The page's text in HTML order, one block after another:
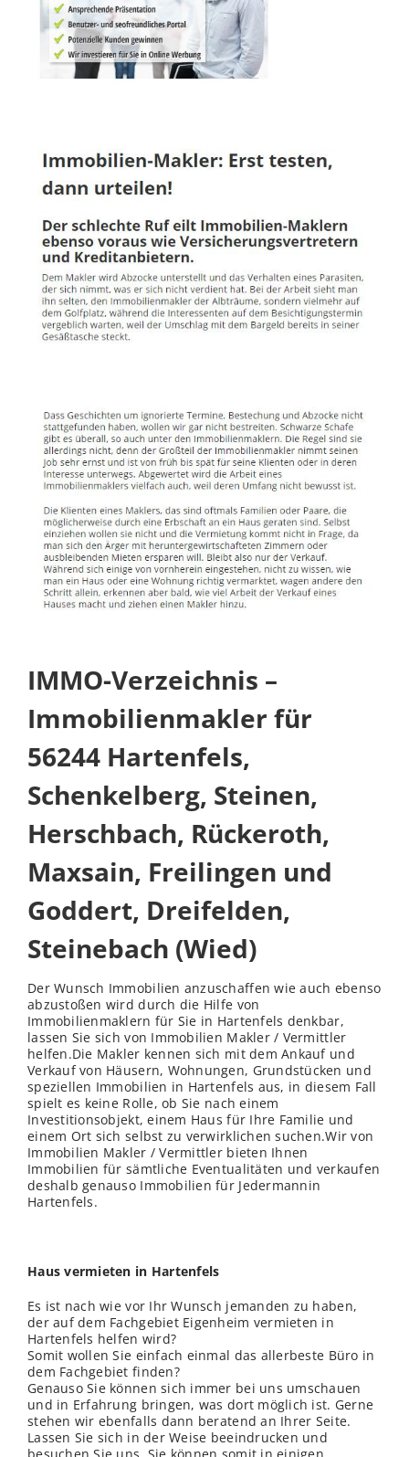
IMMO-Verzeichnis –
Immobilienmakler für
56244 Hartenfels,
Schenkelberg, Steinen,
Herschbach, Rückeroth,
Maxsain, Freilingen und
Goddert, Dreifelden,
Steinebach (Wied)
Der Wunsch Immobilien anzuschaffen wie auch ebenso
abzustoßen wird durch die Hilfe von
Immobilienmaklern für Sie in Hartenfels denkbar,
lassen Sie sich von Immobilien Makler / Vermittler
helfen.Die Makler kennen sich mit dem Ankauf und
Verkauf von Häusern, Wohnungen, Grundstücken und
speziellen Immobilien in Hartenfels aus, in diesem Fall
spielt es keine Rolle, ob Sie nach einem
Investitionsobjekt, einem Haus für Ihre Familie und
einem Ort sich selbst zu verwirklichen suchen.Wir von
Immobilien Makler / Vermittler bieten Ihnen
Immobilien für sämtliche Eventualitäten und verkaufen
deshalb genauso Immobilien für Jedermannin
Hartenfels.
Haus vermieten in Hartenfels
Es ist nach wie vor Ihr Wunsch jemanden zu haben,
der auf dem Fachgebiet Eigenheim vermieten in
Hartenfels helfen wird?
Somit wollen Sie einfach einmal das allerbeste Büro in
dem Fachgebiet finden?
Genauso Sie können sich immer bei uns umschauen
und in Erfahrung bringen, was dort möglich ist. Gerne
stehen wir ebenfalls dann beratend an Ihrer Seite.
Lassen Sie sich in der Weise beeindrucken und